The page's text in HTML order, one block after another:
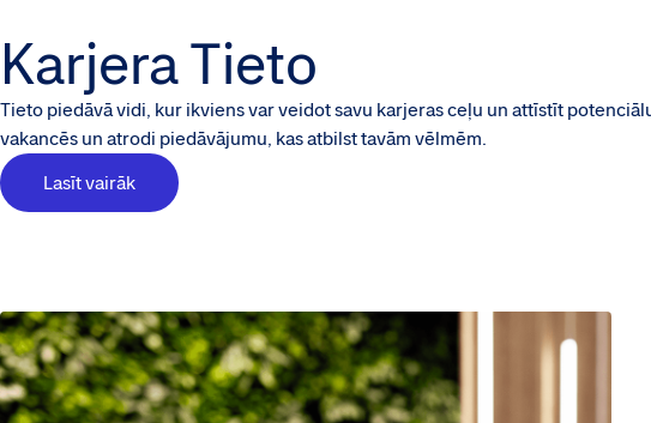
Karjera Tieto
Tieto piedāvā vidi, kur ikviens var veidot savu karjeras ceļu un attīstīt
vakancēs un atrodi piedāvājumu, kas atbilst tavām vēlmēm.
Lasīt vairāk